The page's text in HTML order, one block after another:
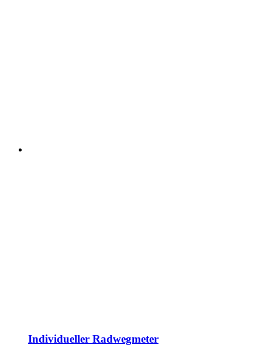
Individueller Radwegmeter